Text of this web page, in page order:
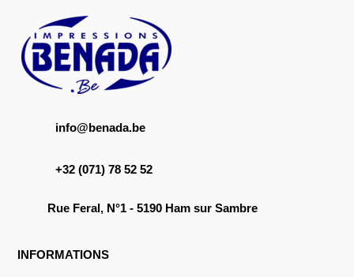
info@benada.be
+32 (071) 78 52 52
Rue Feral, N°1 - 5190 Ham sur Sambre
INFORMATIONS